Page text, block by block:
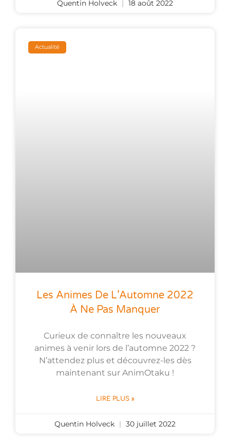
Quentin Holveck 18 août 2022
Actualité
Les Animes De L’Automne 2022
À Ne Pas Manquer
Curieux de connaître les nouveaux
animes à venir lors de l’automne 2022 ?
N’attendez plus et découvrez-les dès
maintenant sur AnimOtaku !
LIRE PLUS »
Quentin Holveck 30 juillet 2022